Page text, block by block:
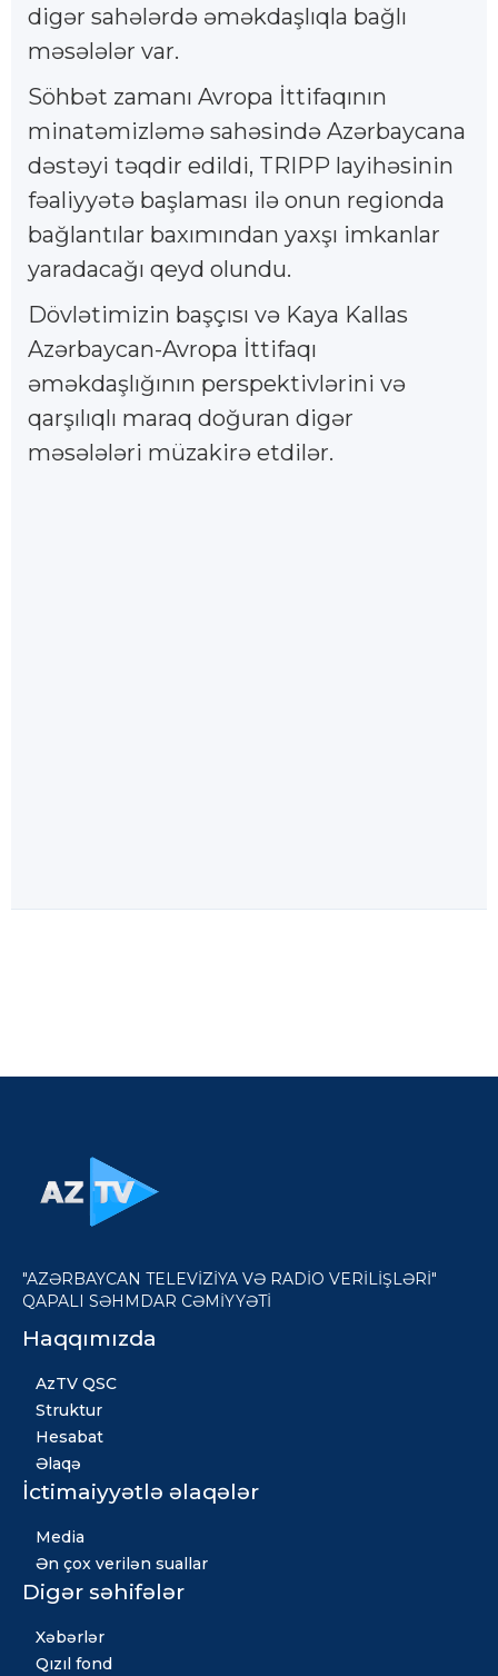
digər sahələrdə əməkdaşlıqla bağlı
məsələlər var.
Söhbət zamanı Avropa İttifaqının
minatəmizləmə sahəsində Azərbaycana
dəstəyi təqdir edildi, TRIPP layihəsinin
fəaliyyətə başlaması ilə onun regionda
bağlantılar baxımından yaxşı imkanlar
yaradacağı qeyd olundu.
Dövlətimizin başçısı və Kaya Kallas
Azərbaycan-Avropa İttifaqı
əməkdaşlığının perspektivlərini və
qarşılıqlı maraq doğuran digər
məsələləri müzakirə etdilər.
"AZƏRBAYCAN TELEVİZİYA VƏ RADİO VERİLİŞLƏRİ"
QAPALI SƏHMDAR CƏMİYYƏTİ
Haqqımızda
AzTV QSC
Struktur
Hesabat
Əlaqə
İctimaiyyətlə əlaqələr
Media
Ən çox verilən suallar
Digər səhifələr
Xəbərlər
Qızıl fond